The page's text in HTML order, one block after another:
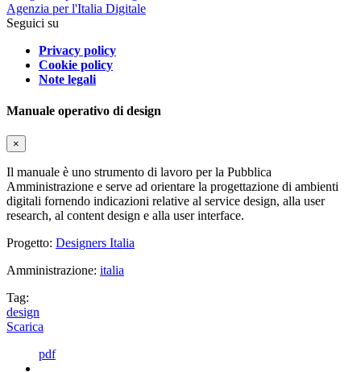
Agenzia per l'Italia Digitale
Seguici su
Privacy policy
Cookie policy
Note legali
Manuale operativo di design
×
Il manuale è uno strumento di lavoro per la Pubblica
Amministrazione e serve ad orientare la progettazione di ambienti
digitali fornendo indicazioni relative al service design, alla user
research, al content design e alla user interface.
Progetto: Designers Italia
Amministrazione: italia
Tag:
design
Scarica
pdf